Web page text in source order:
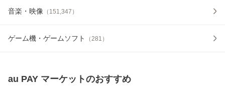
音楽・映像 （ 151,347 ）
ゲーム機・ゲームソフト （281 ）
au PAY マーケットのおすすめ